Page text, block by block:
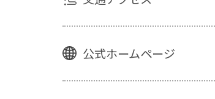
公式ホームページ